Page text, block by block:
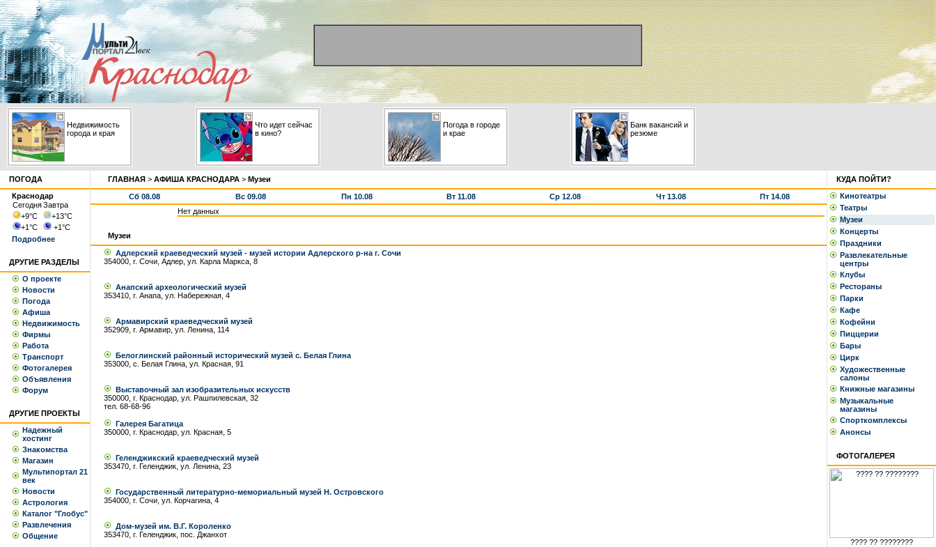
Недвижимость
города и края
Что идет сейчас
в кино?
Погода в городе
и крае
Банк вакансий и
резюме
ПОГОДА
Краснодар
СегодняЗавтра
+9°С +13°С
+1°С +1°С
Подробнее
ДРУГИЕ РАЗДЕЛЫ
О проекте
Новости
Погода
Афиша
Недвижимость
Фирмы
Работа
Транспорт
Фотогалерея
Объявления
Форум
ДРУГИЕ ПРОЕКТЫ
Надежный
хостинг
Знакомства
Магазин
Мультипортал 21
век
Новости
Астрология
Каталог "Глобус"
Развлечения
Общение
ГЛАВНАЯ > АФИША КРАСНОДАРА > Музеи
Сб 08.08 Вс 09.08 Пн 10.08 Вт 11.08 Ср 12.08 Чт 13.08
Пт 14.08
Нет данных
Музеи
Адлерский краеведческий музей - музей истории Адлерского р-на г. Сочи
354000, г. Сочи, Адлер, ул. Карла Маркса, 8
Анапский археологический музей
353410, г. Анапа, ул. Набережная, 4
Армавирский краеведческий музей
352909, г. Армавир, ул. Ленина, 114
Белоглинский районный исторический музей с. Белая Глина
353000, с. Белая Глина, ул. Красная, 91
Выставочный зал изобразительных искусств
350000, г. Краснодар, ул. Рашпилевская, 32
тел. 68-68-96
Галерея Багатица
350000, г. Краснодар, ул. Красная, 5
Геленджикский краеведческий музей
353470, г. Геленджик, ул. Ленина, 23
Государственный литературно-мемориальный музей Н. Островского
354000, г. Сочи, ул. Корчагина, 4
Дом-музей им. В.Г. Короленко
353470, г. Геленджик, пос. Джанхот
КУДА ПОЙТИ?
Кинотеатры
Театры
Музеи
Концерты
Праздники
Развлекательные
центры
Клубы
Рестораны
Парки
Кафе
Кофейни
Пиццерии
Бары
Цирк
Художественные
салоны
Книжные магазины
Музыкальные
магазины
Спорткомплексы
Анонсы
ФОТОГАЛЕРЕЯ
???? ?? ????????